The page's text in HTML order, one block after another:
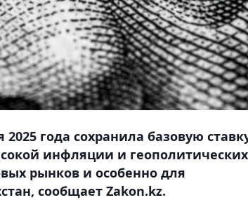
года сохранила базовую
инфляции и геополитических
рынков и особенно для
сообщает Zakon.kz.